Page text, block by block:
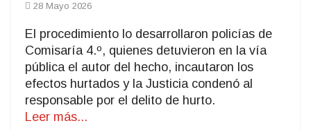
28 Mayo 2026
El procedimiento lo desarrollaron policías de
Comisaría 4.º, quienes detuvieron en la vía
pública el autor del hecho, incautaron los
efectos hurtados y la Justicia condenó al
responsable por el delito de hurto.
Leer más...